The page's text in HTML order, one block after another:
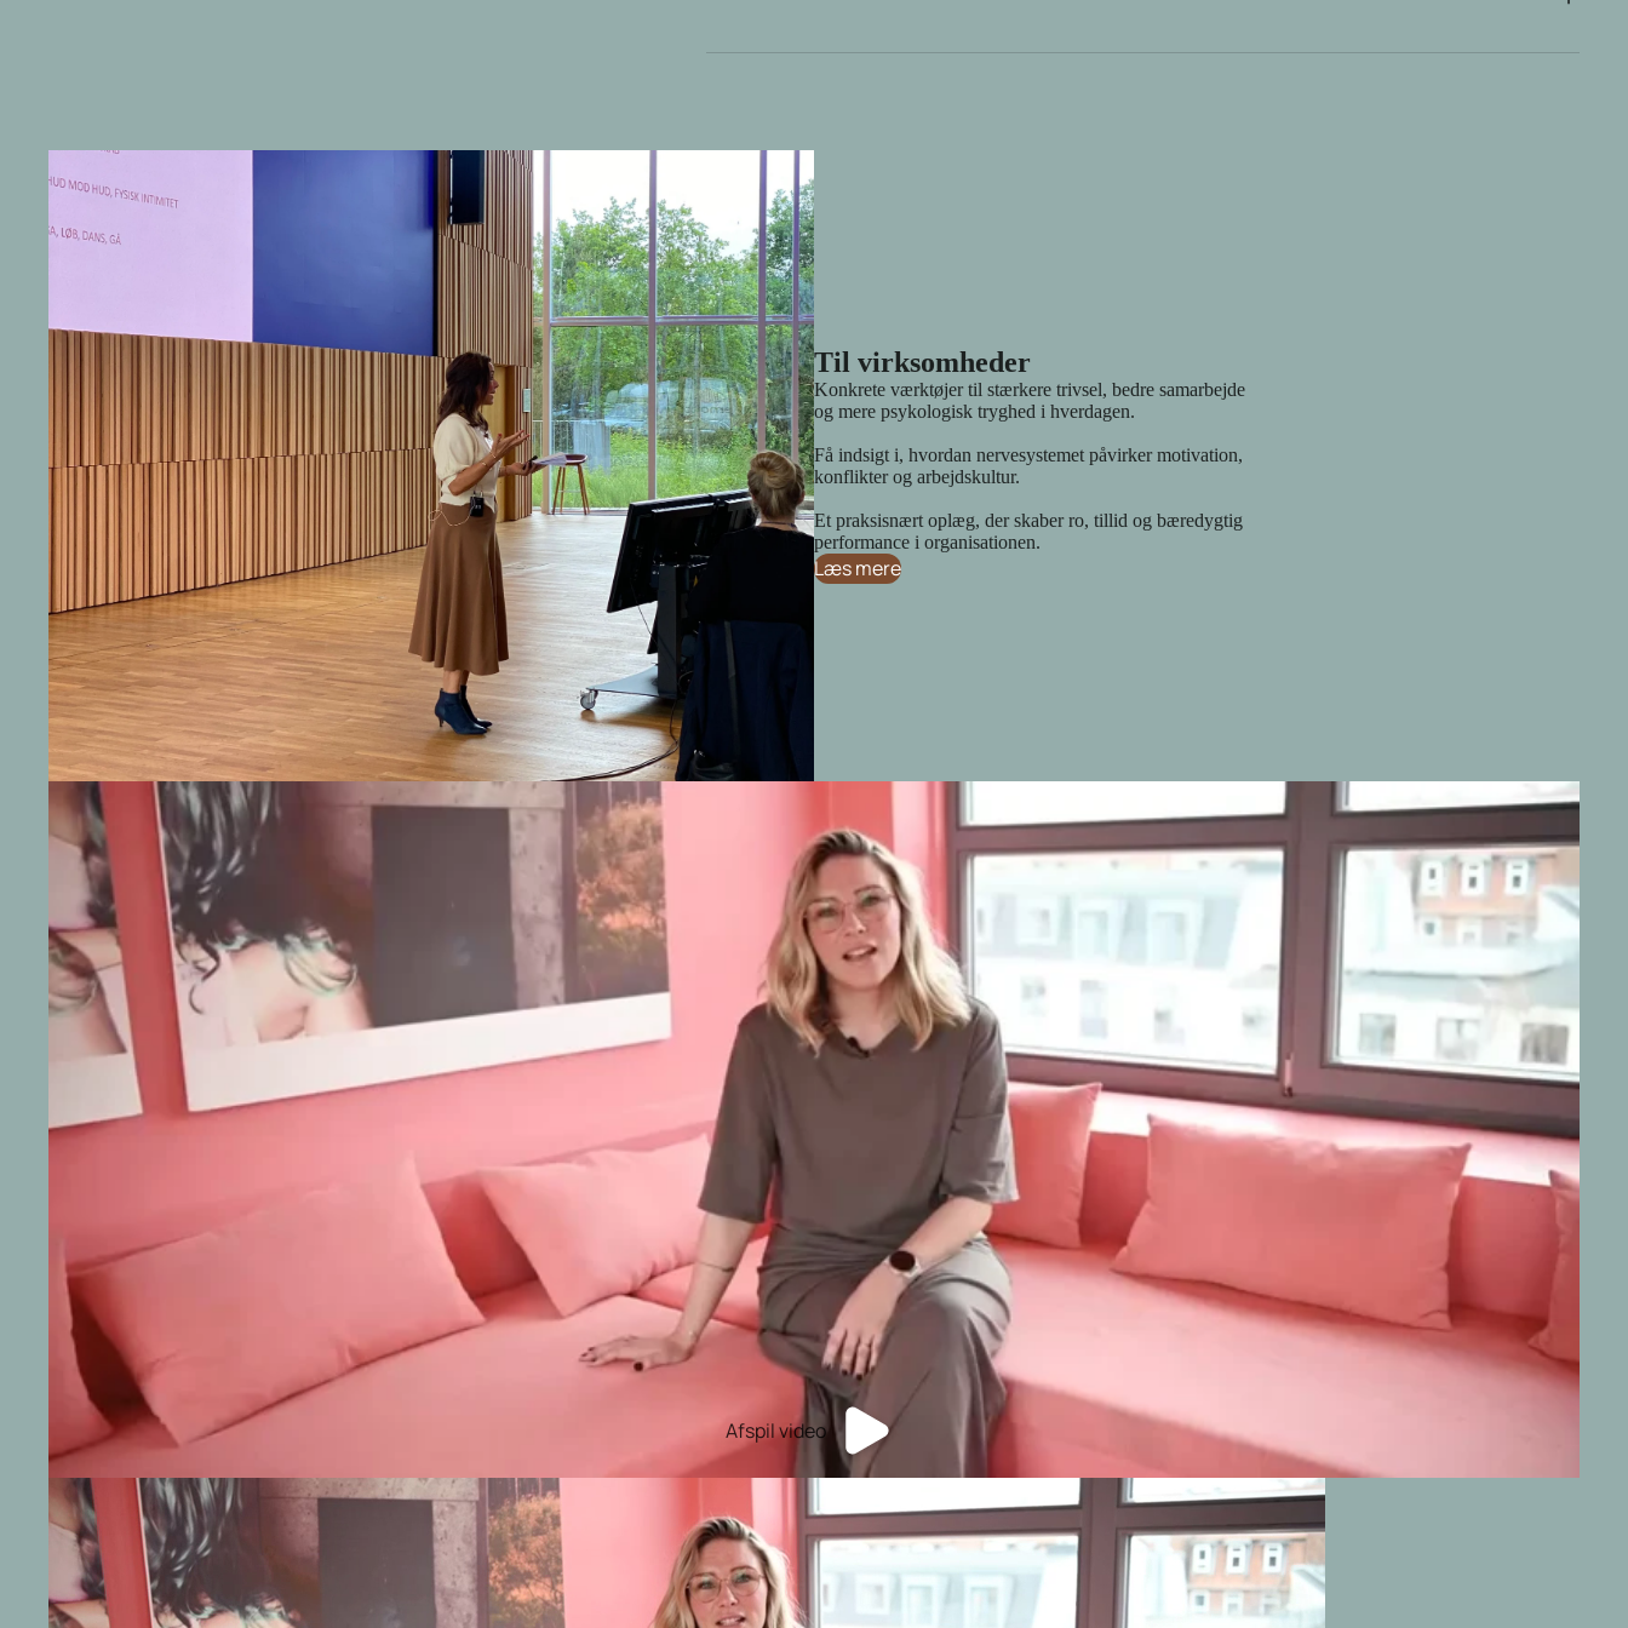
i dit fag og skabe trivsel, der holder.
næret – af mennesker, der forstår præcis, hvad du taler om. Fordi de selv lever og arbejder ud fra det samme
Til virksomheder
Konkrete værktøjer til stærkere trivsel, bedre samarbejde
og mere psykologisk tryghed i hverdagen.
Få indsigt i, hvordan nervesystemet påvirker motivation,
konflikter og arbejdskultur.
Et praksisnært oplæg, der skaber ro, tillid og bæredygtig
performance i organisationen.
Læs mere
Afspil video